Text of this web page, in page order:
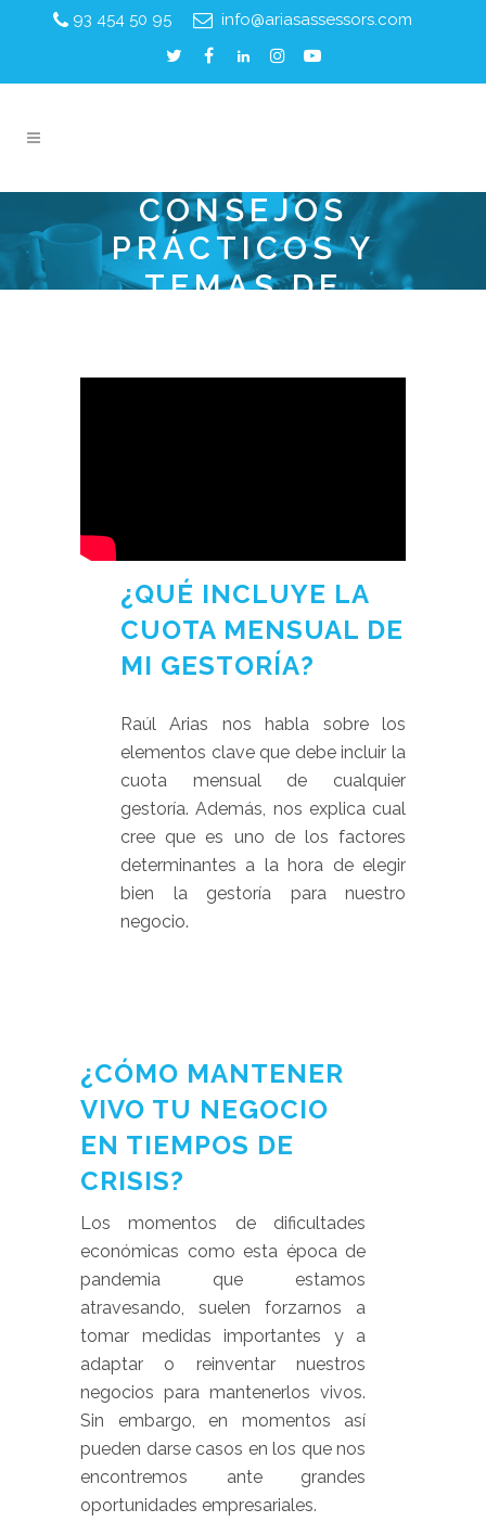
93 454 50 95 info@ariasassessors.com
CONSEJOS
PRÁCTICOS Y
TEMAS DE
¿QUÉ INCLUYE LA
CUOTA MENSUAL DE
MI GESTORÍA?
Raúl Arias nos habla sobre los
elementos clave que debe incluir la
cuota mensual de cualquier
gestoría. Además, nos explica cual
cree que es uno de los factores
determinantes a la hora de elegir
bien la gestoría para nuestro
negocio.
¿CÓMO MANTENER
VIVO TU NEGOCIO
EN TIEMPOS DE
CRISIS?
Los momentos de dificultades
económicas como esta época de
pandemia que estamos
atravesando, suelen forzarnos a
tomar medidas importantes y a
adaptar o reinventar nuestros
negocios para mantenerlos vivos.
Sin embargo, en momentos así
pueden darse casos en los que nos
encontremos ante grandes
oportunidades empresariales.